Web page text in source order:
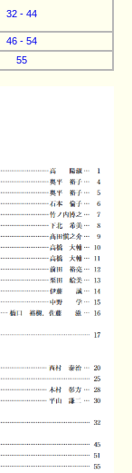
32 - 44
46 - 54
55